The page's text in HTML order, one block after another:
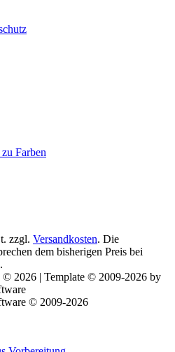
Farben
zzgl. Versandkosten. Die
dem bisherigen Preis bei
2026 | Template © 2009-2026 by
© 2009-2026